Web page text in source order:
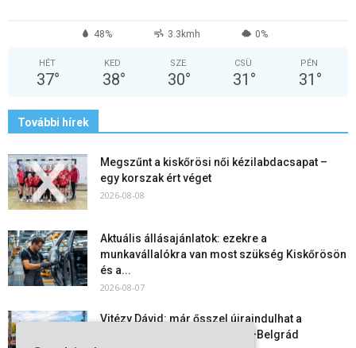
48% 3.3kmh 0%
HÉT
37°
KED
38°
SZE
30°
CSÜ
31 °
PÉN
31 °
További hírek
Megszűnt a kiskőrösi női kézilabdacsapat –
egy korszak ért véget
2026-08-08
Aktuális állásajánlatok: ezekre a
munkavállalókra van most szükség Kiskőrösön
és a...
2026-08-07
Vitézy Dávid: már ősszel újraindulhat a
személyszállítás a Budapest–Belgrád